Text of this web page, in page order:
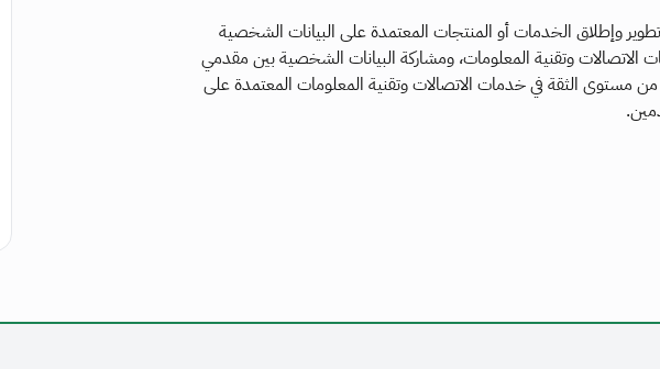
وإطلاق الخدمات أو المنتجات المعتمدة على البيانات الشخصية
وتقنية المعلومات، ومشاركة البيانات الشخصية بين مقدمي
من مستوى الثقة في خدمات الاتصالات وتقنية المعلومات المعتمدة على